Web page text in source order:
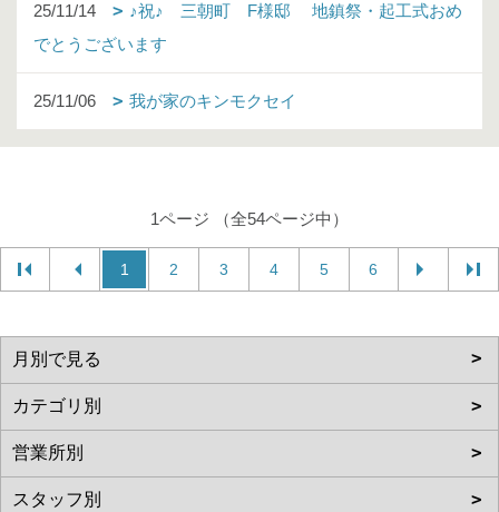
25/11/14
♪祝♪ 三朝町 F様邸 地鎮祭・起工式おめ
でとうございます
25/11/06 我が家のキンモクセイ
1ページ （全54ページ中）
1 2 3 4 5 6